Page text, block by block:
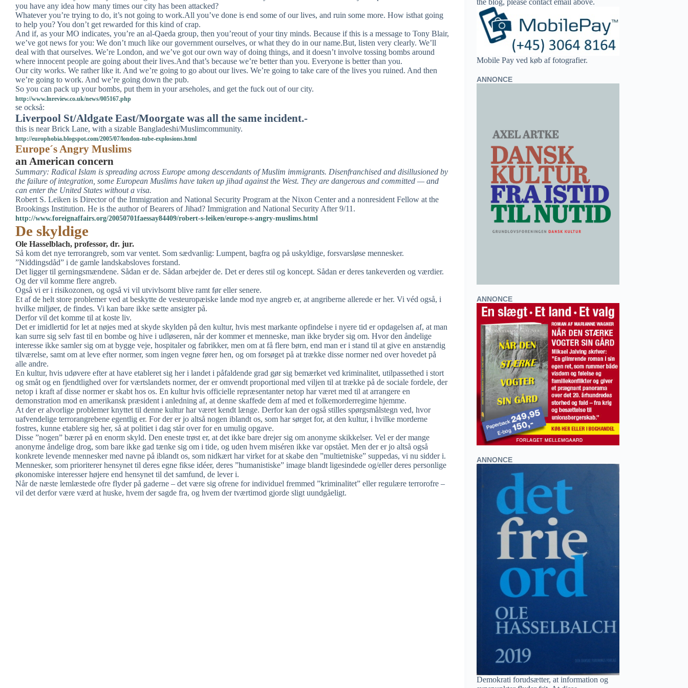
you have any idea how many times our city has been attacked?
Whatever you’re trying to do, it’s not going to work.All you’ve done is end some of our lives, and ruin some more. How isthat going
to help you? You don’t get rewarded for this kind of crap.
And if, as your MO indicates, you’re an al-Qaeda group, then you’reout of your tiny minds. Because if this is a message to Tony Blair,
we’ve got news for you: We don’t much like our government ourselves, or what they do in our name.But, listen very clearly. We’ll
deal with that ourselves. We’re London, and we’ve got our own way of doing things, and it doesn’t involve tossing bombs around
where innocent people are going about their lives.And that’s because we’re better than you. Everyone is better than you.
Our city works. We rather like it. And we’re going to go about our lives. We’re going to take care of the lives you ruined. And then
we’re going to work. And we’re going down the pub.
So you can pack up your bombs, put them in your arseholes, and get the fuck out of our city.
http://www.lnreview.co.uk/news/005167.php
se också:
Liverpool St/Aldgate East/Moorgate was all the same incident.-
this is near Brick Lane, with a sizable Bangladeshi/Muslimcommunity.
http://europhobia.blogspot.com/2005/07/london-tube-explosions.html
Europe´s Angry Muslims
an American concern
Summary: Radical Islam is spreading across Europe among descendants of Muslim immigrants. Disenfranchised and disillusioned by
the failure of integration, some European Muslims have taken up jihad against the West. They are dangerous and committed — and
can enter the United States without a visa.
Robert S. Leiken is Director of the Immigration and National Security Program at the Nixon Center and a nonresident Fellow at the
Brookings Institution. He is the author of Bearers of Jihad? Immigration and National Security After 9/11.
http://www.foreignaffairs.org/20050701faessay84409/robert-s-leiken/europe-s-angry-muslims.html
De skyldige
Ole Hasselblach, professor, dr. jur.
Så kom det nye terrorangreb, som var ventet. Som sædvanlig: Lumpent, bagfra og på uskyldige, forsvarsløse mennesker.
”Niddingsdåd” i de gamle landskabsloves forstand.
Det ligger til gerningsmændene. Sådan er de. Sådan arbejder de. Det er deres stil og koncept. Sådan er deres tankeverden og værdier.
Og der vil komme flere angreb.
Også vi er i risikozonen, og også vi vil utvivlsomt blive ramt før eller senere.
Et af de helt store problemer ved at beskytte de vesteuropæiske lande mod nye angreb er, at angriberne allerede er her. Vi véd også, i
hvilke miljøer, de findes. Vi kan bare ikke sætte ansigter på.
Derfor vil det komme til at koste liv.
Det er imidlertid for let at nøjes med at skyde skylden på den kultur, hvis mest markante opfindelse i nyere tid er opdagelsen af, at man
kan surre sig selv fast til en bombe og hive i udløseren, når der kommer et menneske, man ikke bryder sig om. Hvor den åndelige
interesse ikke samler sig om at bygge veje, hospitaler og fabrikker, men om at få flere børn, end man er i stand til at give en anstændig
tilværelse, samt om at leve efter normer, som ingen vegne fører hen, og om forsøget på at trække disse normer ned over hovedet på
alle andre.
En kultur, hvis udøvere efter at have etableret sig her i landet i påfaldende grad gør sig bemærket ved kriminalitet, utilpassethed i stort
og småt og en fjendtlighed over for værtslandets normer, der er omvendt proportional med viljen til at trække på de sociale fordele, der
netop i kraft af disse normer er skabt hos os. En kultur hvis officielle repræsentanter netop har været med til at arrangere en
demonstration mod en amerikansk præsident i anledning af, at denne skaffede dem af med et folkemorderregime hjemme.
At der er alvorlige problemer knyttet til denne kultur har været kendt længe. Derfor kan der også stilles spørgsmålstegn ved, hvor
uafvendelige terrorangrebene egentlig er. For der er jo altså nogen iblandt os, som har sørget for, at den kultur, i hvilke morderne
fostres, kunne etablere sig her, så at politiet i dag står over for en umulig opgave.
Disse ”nogen” bærer på en enorm skyld. Den eneste trøst er, at det ikke bare drejer sig om anonyme skikkelser. Vel er der mange
anonyme åndelige drog, som bare ikke gad tænke sig om i tide, og uden hvem miséren ikke var opstået. Men der er jo altså også
konkrete levende mennesker med navne på iblandt os, som nidkært har virket for at skabe den ”multietniske” suppedas, vi nu sidder i.
Mennesker, som prioriterer hensynet til deres egne fikse idéer, deres ”humanistiske” image blandt ligesindede og/eller deres personlige
økonomiske interesser højere end hensynet til det samfund, de lever i.
Når de næste lemlæstede ofre flyder på gaderne – det være sig ofrene for individuel fremmed ”kriminalitet” eller regulære terrorofre –
vil det derfor være værd at huske, hvem der sagde fra, og hvem der tværtimod gjorde sligt uundgåeligt.
the blog, please contact email above.
Mobile Pay ved køb af fotografier.
ANNONCE
ANNONCE
ANNONCE
Demokrati forudsætter, at information og